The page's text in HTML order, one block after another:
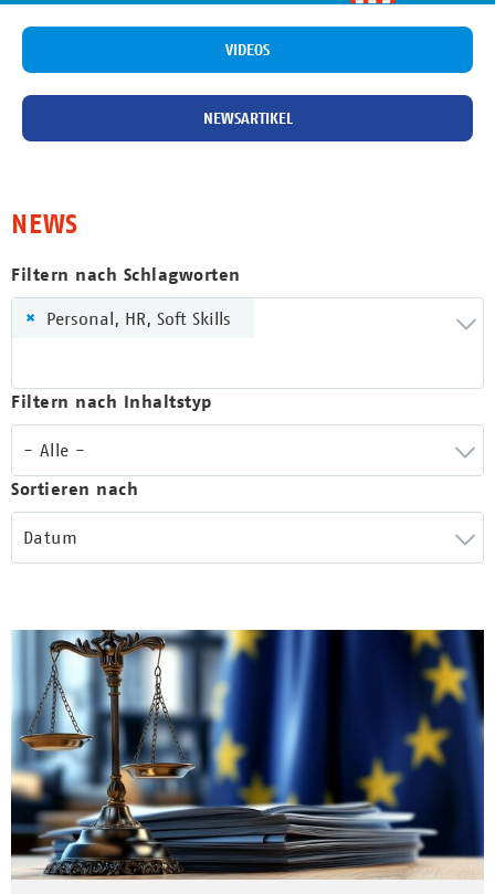
VIDEOS
NEWSARTIKEL
NEWS
Filtern nach Schlagworten
× Personal, HR, Soft Skills
Filtern nach Inhaltstyp
- Alle -
Sortieren nach
Datum